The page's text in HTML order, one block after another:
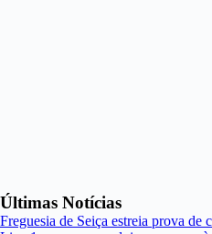
Últimas Notícias
Freguesia de Seiça estreia prova de